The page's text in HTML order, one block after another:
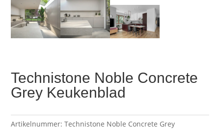
Technistone Noble Concrete
Grey Keukenblad
Artikelnummer: Technistone Noble Concrete Grey